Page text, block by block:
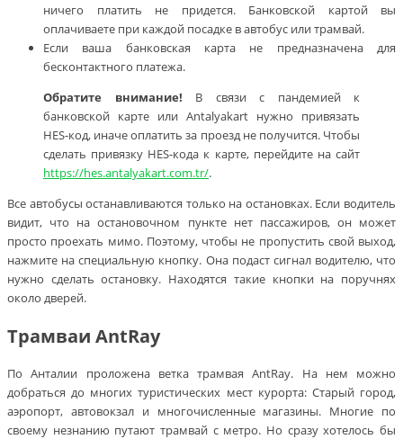
ничего платить не придется. Банковской картой вы
оплачиваете при каждой посадке в автобус или трамвай.
Если ваша банковская карта не предназначена для
бесконтактного платежа.
Обратите внимание! В связи с пандемией к
банковской карте или Antalyakart нужно привязать
HES-код, иначе оплатить за проезд не получится. Чтобы
сделать привязку HES-кода к карте, перейдите на сайт
https://hes.antalyakart.com.tr/.
Все автобусы останавливаются только на остановках. Если водитель
видит, что на остановочном пункте нет пассажиров, он может
просто проехать мимо. Поэтому, чтобы не пропустить свой выход,
нажмите на специальную кнопку. Она подаст сигнал водителю, что
нужно сделать остановку. Находятся такие кнопки на поручнях
около дверей.
Трамваи AntRay
По Анталии проложена ветка трамвая AntRay. На нем можно
добраться до многих туристических мест курорта: Старый город,
аэропорт, автовокзал и многочисленные магазины. Многие по
своему незнанию путают трамвай с метро. Но сразу хотелось бы